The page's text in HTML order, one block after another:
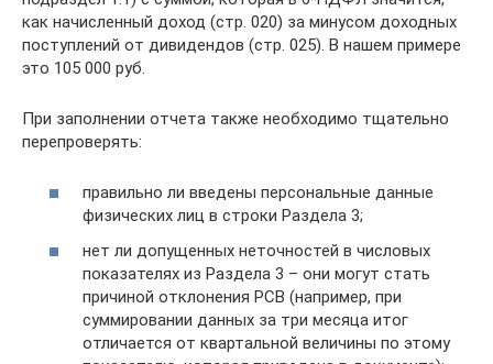
как начисленный доход (стр. 020) за минусом доходных
поступлений от дивидендов (стр. 025). В нашем примере
это 105 000 руб.
При заполнении отчета также необходимо тщательно
перепроверять:
правильно ли введены персональные данные
физических лиц в строки Раздела 3;
нет ли допущенных неточностей в числовых
показателях из Раздела 3 – они могут стать
причиной отклонения РСВ (например, при
суммировании данных за три месяца итог
отличается от квартальной величины по этому